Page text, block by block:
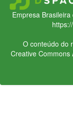
Empresa
O conteúdo do
Creative Commons